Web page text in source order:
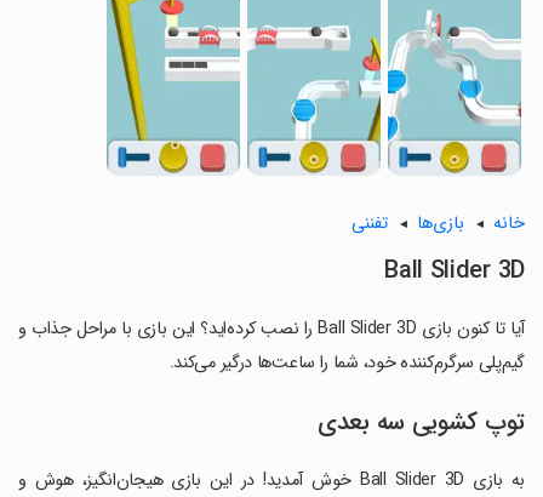
خانه بازی‌ها تفننی
Ball Slider 3D
آیا تا کنون بازی Ball Slider 3D را نصب کرده‌اید؟ این بازی با مراحل جذاب و
گیم‌پلی سرگرم‌کننده خود، شما را ساعت‌ها درگیر می‌کند.
توپ کشویی سه بعدی
به بازی Ball Slider 3D خوش آمدید! در این بازی هیجان‌انگیز، هوش و